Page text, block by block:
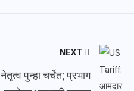
NEXT
पुन्हा चर्चेत; प्रभाग